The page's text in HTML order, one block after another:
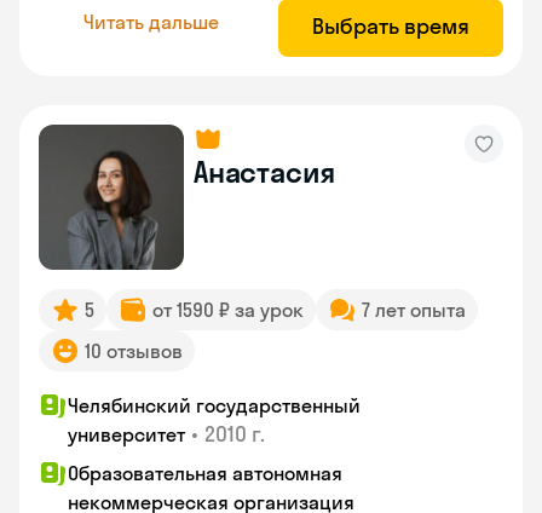
Читать дальше Выбрать время
Анастасия
5 от 1590 ₽ за урок
7 лет опыта
10 отзывов
Челябинский государственный
университет • 2010 г.
Образовательная автономная
некоммерческая организация